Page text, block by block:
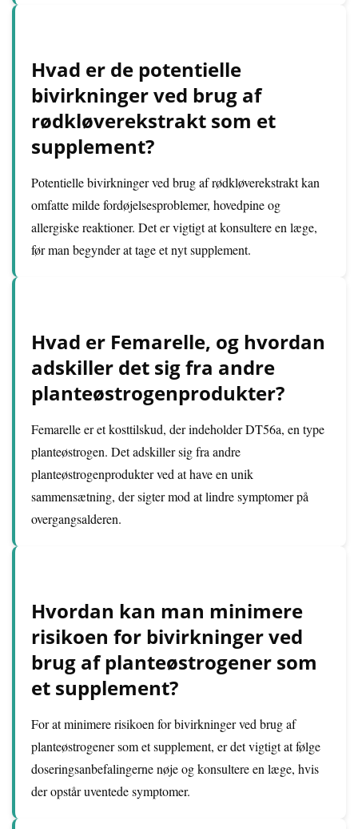
Hvad er de potentielle
bivirkninger ved brug af
rødkløverekstrakt som et
supplement?
Potentielle bivirkninger ved brug af rødkløverekstrakt kan
omfatte milde fordøjelsesproblemer, hovedpine og
allergiske reaktioner. Det er vigtigt at konsultere en læge,
før man begynder at tage et nyt supplement.
Hvad er Femarelle, og hvordan
adskiller det sig fra andre
planteøstrogenprodukter?
Femarelle er et kosttilskud, der indeholder DT56a, en type
planteøstrogen. Det adskiller sig fra andre
planteøstrogenprodukter ved at have en unik
sammensætning, der sigter mod at lindre symptomer på
overgangsalderen.
Hvordan kan man minimere
risikoen for bivirkninger ved
brug af planteøstrogener som
et supplement?
For at minimere risikoen for bivirkninger ved brug af
planteøstrogener som et supplement, er det vigtigt at følge
doseringsanbefalingerne nøje og konsultere en læge, hvis
der opstår uventede symptomer.